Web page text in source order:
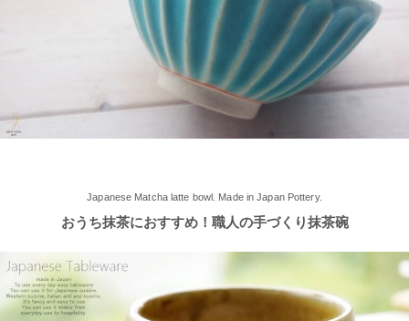
≪らいすぼ～るのお皿がパッケージに使用されました！≫ 5月7
日（水）に発売『よしもとカレー 北海道こしみず 三種のじゃが
いも編』レトルトカレーのパッケージに、当店のオリジナル商品
【でっかいどー 北の大地パーティーメインプレート】が使用さ
ました！新商品もたくさんご用意しております♪ みなさまのご来
店、お待ちしております。
2025/4/16
≪テレビで紹介されました≫ 2025年4月16日～30日 CCNet ケー
Japanese Matcha latte bowl. Made in Japan Pottery.
おうち抹茶におすすめ！職人の手づくり抹茶碗